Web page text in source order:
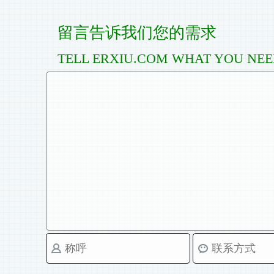
留言告诉我们您的需求
TELL ERXIU.COM WHAT YOU